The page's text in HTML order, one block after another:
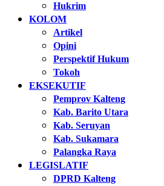
Hukrim
KOLOM
Artikel
Opini
Perspektif Hukum
Tokoh
EKSEKUTIF
Pemprov Kalteng
Kab. Barito Utara
Kab. Seruyan
Kab. Sukamara
Palangka Raya
LEGISLATIF
DPRD Kalteng